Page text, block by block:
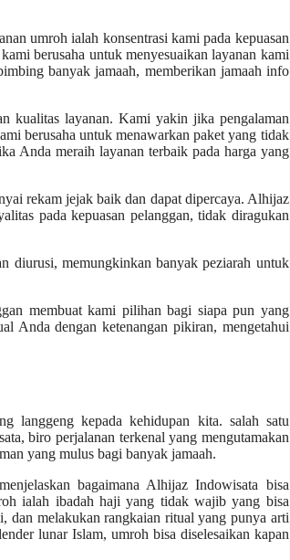
umroh ialah konsentrasi kami pada kepuasan
berusaha untuk menyesuaikan layanan kami
banyak jamaah, memberikan jamaah info
kualitas layanan. Kami yakin jika pengalaman
berusaha untuk menawarkan paket yang tidak
Anda meraih layanan terbaik pada harga yang
rekam jejak baik dan dapat dipercaya. Alhijaz
pada kepuasan pelanggan, tidak diragukan
diurusi, memungkinkan banyak peziarah untuk
membuat kami pilihan bagi siapa pun yang
Anda dengan ketenangan pikiran, mengetahui
langgeng kepada kehidupan kita. salah satu
biro perjalanan terkenal yang mengutamakan
yang mulus bagi banyak jamaah.
bagaimana Alhijaz Indowisata bisa
ialah ibadah haji yang tidak wajib yang bisa
dan melakukan rangkaian ritual yang punya arti
lunar Islam, umroh bisa diselesaikan kapan